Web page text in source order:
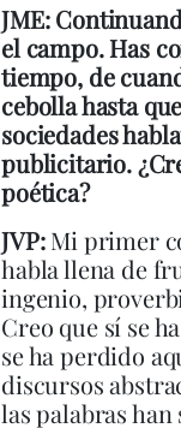
JME:
el campo. Has
tiempo, de
cebolla hasta
sociedades
publicitario.
poética?
JVP:Mi primer
habla llena de
ingenio,
Creo que sí se
se ha perdido
discursos
las palabras